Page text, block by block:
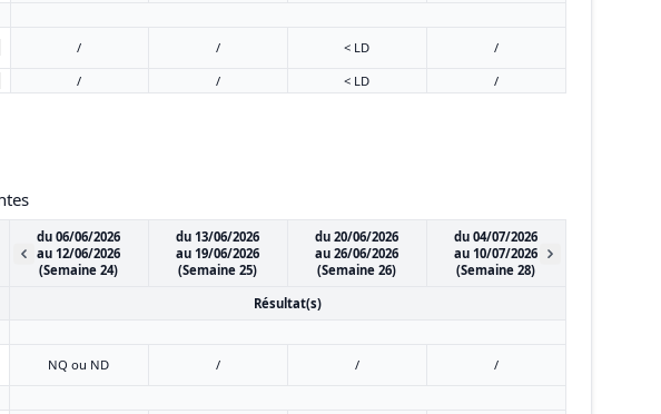
/ / < LD
/
/ / < LD /
du 06/06/2026
au 12/06/2026
(Semaine 24)
du 13/06/2026
au 19/06/2026
(Semaine 25)
du 20/06/2026
au 26/06/2026
(Semaine 26)
du 04/07/2026
au 10/07/2026
(Semaine 28)
Résultat(s)
NQ ou ND / /
/